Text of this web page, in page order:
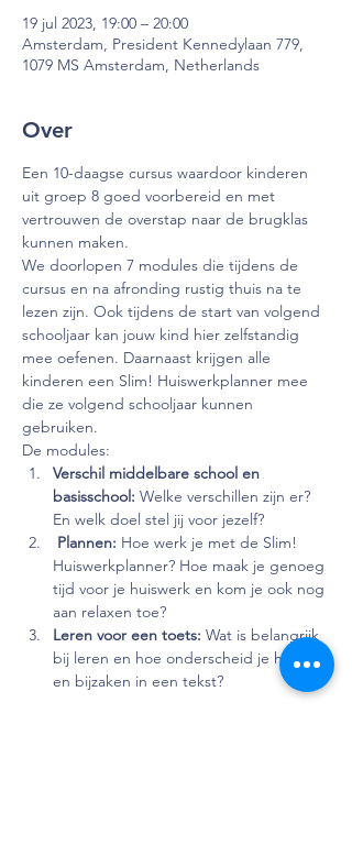
19 jul 2023, 19:00 – 20:00
Amsterdam, President Kennedylaan 779,
1079 MS Amsterdam, Netherlands
Over
Een 10-daagse cursus waardoor kinderen
uit groep 8 goed voorbereid en met
vertrouwen de overstap naar de brugklas
kunnen maken.
We doorlopen 7 modules die tijdens de
cursus en na afronding rustig thuis na te
lezen zijn. Ook tijdens de start van volgend
schooljaar kan jouw kind hier zelfstandig
mee oefenen. Daarnaast krijgen alle
kinderen een Slim! Huiswerkplanner mee
die ze volgend schooljaar kunnen
gebruiken.
De modules:
Verschil middelbare school en
basisschool: Welke verschillen zijn er?
En welk doel stel jij voor jezelf?
Plannen: Hoe werk je met de Slim!
Huiswerkplanner? Hoe maak je genoeg
tijd voor je huiswerk en kom je ook nog
aan relaxen toe?
Leren voor een toets: Wat is belangrijk
bij leren en hoe onderscheid je hoofd-
en bijzaken in een tekst?